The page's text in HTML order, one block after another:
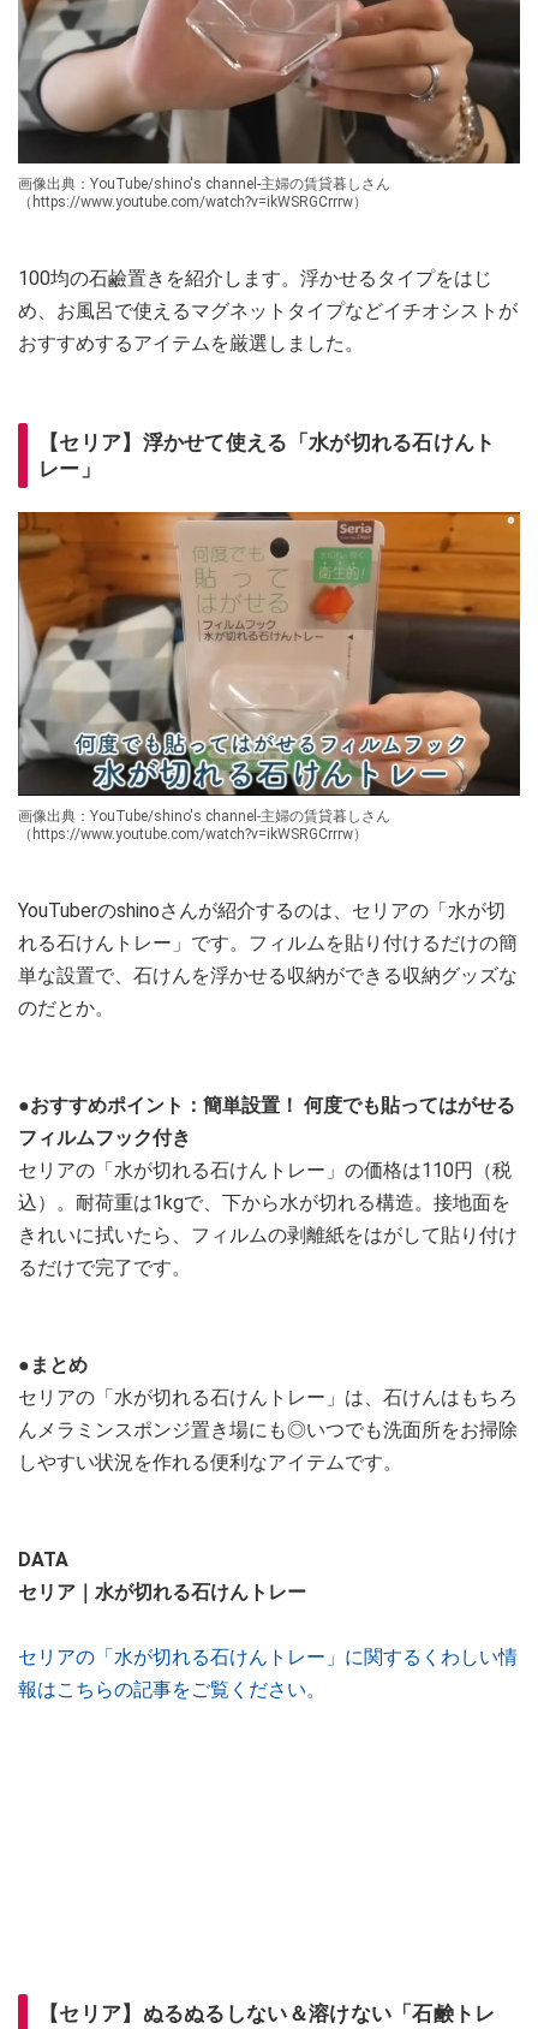
画像出典：YouTube/shino's channel-主婦の賃貸暮しさん
（https://www.youtube.com/watch?v=ikWSRGCrrrw）
100均の石鹼置きを紹介します。浮かせるタイプをはじ
め、お風呂で使えるマグネットタイプなどイチオシストが
おすすめするアイテムを厳選しました。
【セリア】浮かせて使える「水が切れる石けんト
レー」
画像出典：YouTube/shino's channel-主婦の賃貸暮しさん
（https://www.youtube.com/watch?v=ikWSRGCrrrw）
YouTuberのshinoさんが紹介するのは、セリアの「水が切
れる石けんトレー」です。フィルムを貼り付けるだけの簡
単な設置で、石けんを浮かせる収納ができる収納グッズな
のだとか。
●おすすめポイント：簡単設置！ 何度でも貼ってはがせる
フィルムフック付き
セリアの「水が切れる石けんトレー」の価格は110円（税
込）。耐荷重は1kgで、下から水が切れる構造。接地面を
きれいに拭いたら、フィルムの剥離紙をはがして貼り付け
るだけで完了です。
●まとめ
セリアの「水が切れる石けんトレー」は、石けんはもちろ
んメラミンスポンジ置き場にも◎いつでも洗面所をお掃除
しやすい状況を作れる便利なアイテムです。
DATA
セリア｜水が切れる石けんトレー
セリアの「水が切れる石けんトレー」に関するくわしい情
報はこちらの記事をご覧ください。
【セリア】ぬるぬるしない＆溶けない「石鹸トレ